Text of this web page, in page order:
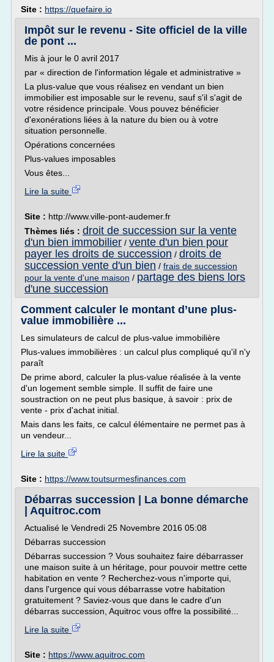
Site : https://quefaire.io
Impôt sur le revenu - Site officiel de la ville
de pont ...
Mis à jour le 0 avril 2017
par « direction de l'information légale et administrative »
La plus-value que vous réalisez en vendant un bien
immobilier est imposable sur le revenu, sauf s'il s'agit de
votre résidence principale. Vous pouvez bénéficier
d'exonérations liées à la nature du bien ou à votre
situation personnelle.
Opérations concernées
Plus-values imposables
Vous êtes...
Lire la suite
Site : http://www.ville-pont-audemer.fr
Thèmes liés : droit de succession sur la vente
d'un bien immobilier / vente d'un bien pour
payer les droits de succession / droits de
succession vente d'un bien / frais de succession
pour la vente d'une maison / partage des biens lors
d'une succession
Comment calculer le montant d’une plus-
value immobilière ...
Les simulateurs de calcul de plus-value immobilière
Plus-values immobilières : un calcul plus compliqué qu'il n'y
paraît
De prime abord, calculer la plus-value réalisée à la vente
d'un logement semble simple. Il suffit de faire une
soustraction on ne peut plus basique, à savoir : prix de
vente - prix d'achat initial.
Mais dans les faits, ce calcul élémentaire ne permet pas à
un vendeur...
Lire la suite
Site : https://www.toutsurmesfinances.com
Débarras succession | La bonne démarche
| Aquitroc.com
Actualisé le Vendredi 25 Novembre 2016 05:08
Débarras succession
Débarras succession ? Vous souhaitez faire débarrasser
une maison suite à un héritage, pour pouvoir mettre cette
habitation en vente ? Recherchez-vous n'importe qui,
dans l'urgence qui vous débarrasse votre habitation
gratuitement ? Saviez-vous que dans le cadre d'un
débarras succession, Aquitroc vous offre la possibilité...
Lire la suite
Site : https://www.aquitroc.com